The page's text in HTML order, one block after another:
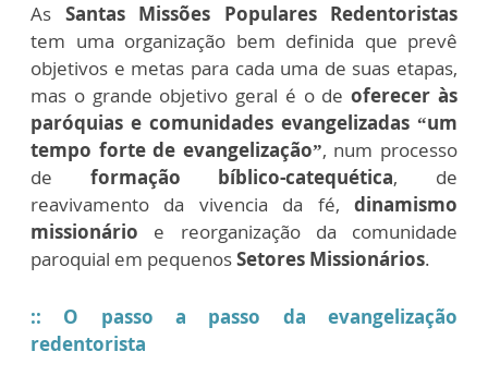
As Santas Missões Populares Redentoristas
tem uma organização bem definida que prevê
objetivos e metas para cada uma de suas etapas,
mas o grande objetivo geral é o deoferecer às
paróquias e comunidades evangelizadas “um
tempo forte de evangelização”, num processo
de formação bíblico-catequética, de
reavivamento da vivencia da fé, dinamismo
missionário e reorganização da comunidade
paroquial em pequenosSetores Missionários.
:: O passo a passo da evangelização
redentorista